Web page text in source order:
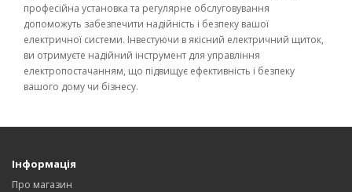
професійна установка та регулярне обслуговування
допоможуть забезпечити надійність і безпеку вашої
електричної системи. Інвестуючи в якісний електричний щиток,
ви отримуєте надійний інструмент для управління
електропостачанням, що підвищує ефективність і безпеку
вашого дому чи бізнесу.
Інформація
Про магазин